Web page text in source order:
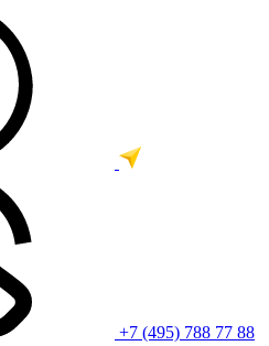
+7 (495) 788 77 88